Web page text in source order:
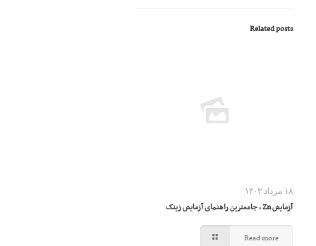
Related posts
۱۸ مرداد ۱۴۰۳
آزمایش Zn ، جامعترین راهنمای آزمایش زینک
Read more